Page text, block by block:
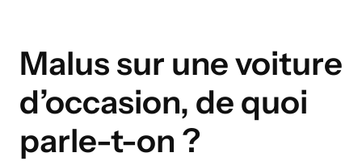
Malus sur une voiture
d’occasion, de quoi
parle-t-on ?